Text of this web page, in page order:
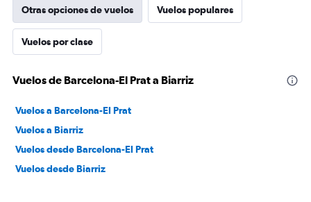
Otras opciones de vuelos Vuelos populares
Vuelos por clase
Vuelos de Barcelona-El Prat a Biarriz
Vuelos a Barcelona-El Prat
Vuelos a Biarriz
Vuelos desde Barcelona-El Prat
Vuelos desde Biarriz